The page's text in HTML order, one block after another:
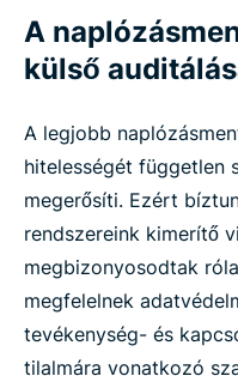
A
külső
A legjobb
hitelességét független
megerősíti. Ezért
rendszereink kimerítő
megbizonyosodtak
megfelelnek
tevékenység- és
tilalmára vonatkozó